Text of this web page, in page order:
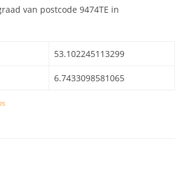
van postcode 9474TE in
53.102245113299
6.7433098581065